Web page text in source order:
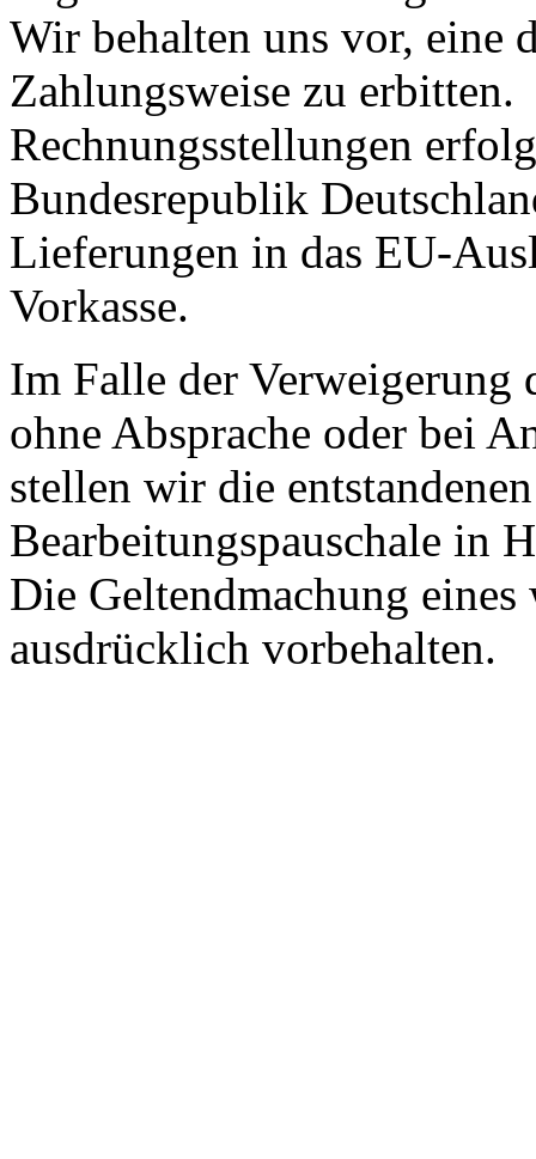
Wir behalten uns vor, eine
Zahlungsweise zu erbitten.
Rechnungsstellungen
Bundesrepublik
Lieferungen in das EU-
Vorkasse.
Im Falle der Verweigerung
ohne Absprache oder bei
stellen wir die
Bearbeitungspauschale in
Die Geltendmachung
ausdrücklich vorbehalten.